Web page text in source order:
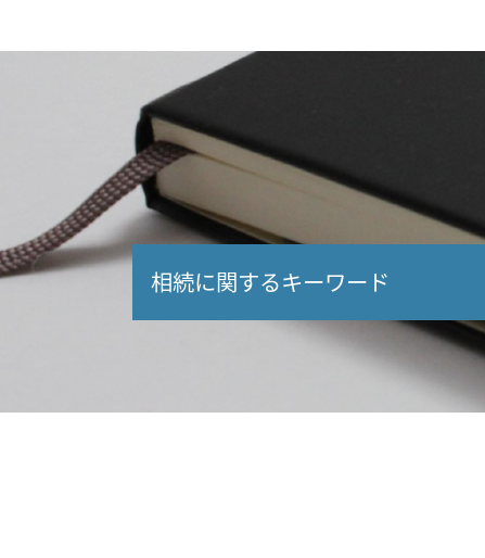
相続に関するキーワード
生前対策 税理士
未成年者控除 相続税